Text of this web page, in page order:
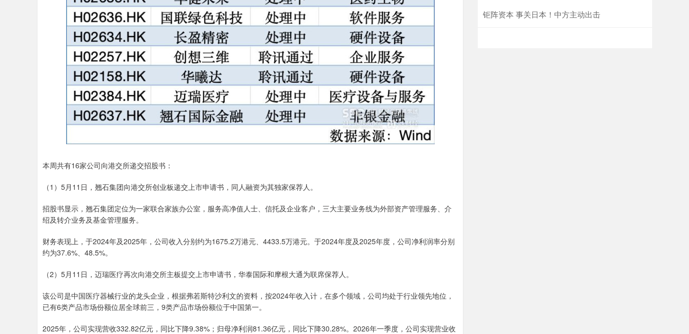
本周共有16家公司向港交所递交招股书：
（1）5月11日，翘石集团向港交所创业板递交上市申请书，同人融资为其独家保荐人。
招股书显示，翘石集团定位为一家联合家族办公室，服务高净值人士、信托及企业客户，三大主要业务线为外部资产管理服务、介
绍及转介业务及基金管理服务。
财务表现上，于2024年及2025年，公司收入分别约为1675.2万港元、4433.5万港元。于2024年度及2025年度，公司净利润率分别
约为37.6%、48.5%。
（2）5月11日，迈瑞医疗再次向港交所主板提交上市申请书，华泰国际和摩根大通为联席保荐人。
该公司是中国医疗器械行业的龙头企业，根据弗若斯特沙利文的资料，按2024年收入计，在多个领域，公司均处于行业领先地位，
已有6类产品市场份额位居全球前三，9类产品市场份额位于中国第一。
2025年，公司实现营收332.82亿元，同比下降9.38%；归母净利润81.36亿元，同比下降30.28%。2026年一季度，公司实现营业收
钜阵资本 事关日本！中方主动出击